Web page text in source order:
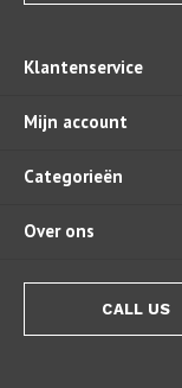
Klantenservice
Mijn account
Categorieën
Over ons
CALL US